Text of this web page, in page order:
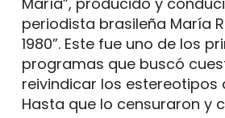
periodista brasileña María
1980”. Este fue uno de los
programas que buscó
reivindicar los estereotipos
Hasta que lo censuraron y